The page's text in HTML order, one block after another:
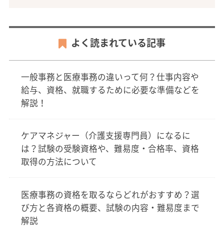
よく読まれている記事
一般事務と医療事務の違いって何？仕事内容や
給与、資格、就職するために必要な準備などを
解説！
ケアマネジャー（介護支援専門員）になるに
は？試験の受験資格や、難易度・合格率、資格
取得の方法について
医療事務の資格を取るならどれがおすすめ？選
び方と各資格の概要、試験の内容・難易度まで
解説